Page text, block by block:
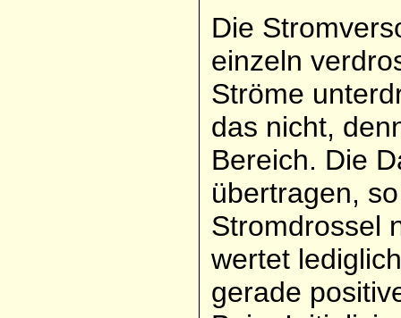
Die
einzeln
Ströme
das nicht,
Bereich. Die
übertragen,
Stromdrossel
wertet
gerade